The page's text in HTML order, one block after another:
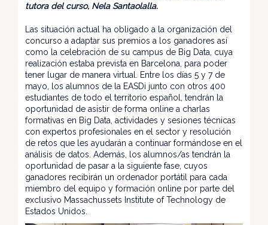
tutora del curso, Nela Santaolalla.
Las situación actual ha obligado a la organización del
concurso a adaptar sus premios a los ganadores así
como la celebración de su campus de Big Data, cuya
realización estaba prevista en Barcelona, para poder
tener lugar de manera virtual. Entre los días 5 y 7 de
mayo, los alumnos de la EASDi junto con otros 400
estudiantes de todo el territorio español, tendrán la
oportunidad de asistir de forma online a charlas
formativas en Big Data, actividades y sesiones técnicas
con expertos profesionales en el sector y resolución
de retos que les ayudarán a continuar formándose en el
análisis de datos. Además, los alumnos/as tendrán la
oportunidad de pasar a la siguiente fase, cuyos
ganadores recibirán un ordenador portátil para cada
miembro del equipo y formación online por parte del
exclusivo Massachussets Institute of Technology de
Estados Unidos.